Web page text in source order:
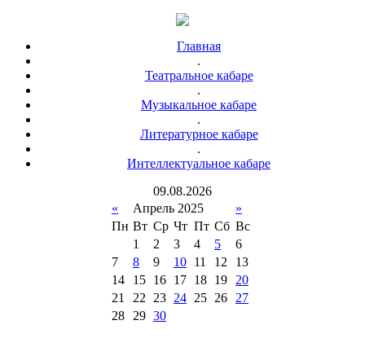
Главная
.
Театральное кабаре
.
Музыкальное кабаре
.
Литературное кабаре
.
Интеллектуальное кабаре
09.08.2026
«
Апрель 2025
»
Пн Вт Ср Чт Пт Сб Вс
1
2 3 4 5
6
7
8 9 10 11 12
13
14
15 16 17 18 19
20
21
22 23 24 25 26
27
28
29 30